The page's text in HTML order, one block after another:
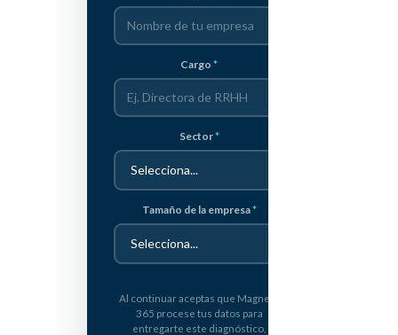
Cargo
Sector
Tamaño de la empresa
Al continuar aceptas que Magneto
365 procese tus datos para
entregarte este diagnóstico,